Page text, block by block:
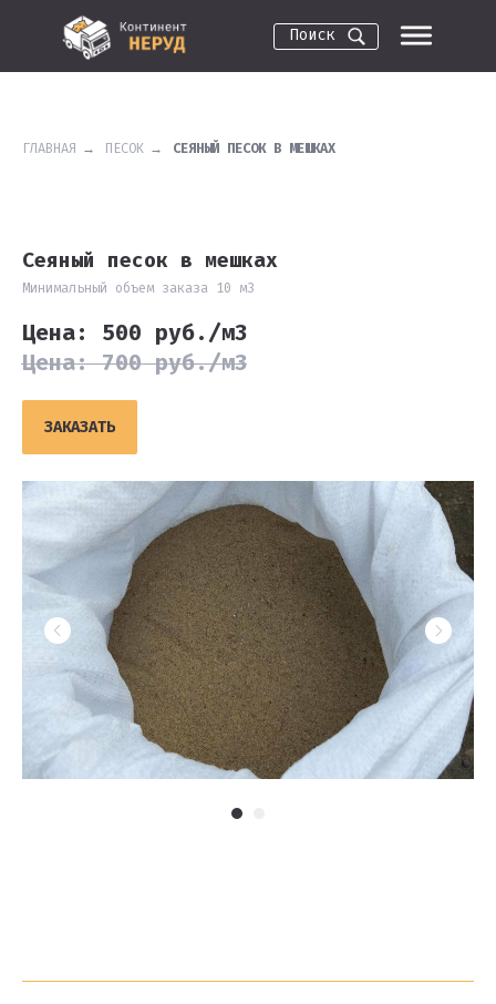
Поиск
ГЛАВНАЯ → ПЕСОК → СЕЯНЫЙ ПЕСОК В МЕШКАХ
Сеяный песок в мешках
Минимальный объем заказа 10 м3
Цена: 500 руб./м3
Цена: 700 руб./м3
ЗАКАЗАТЬ